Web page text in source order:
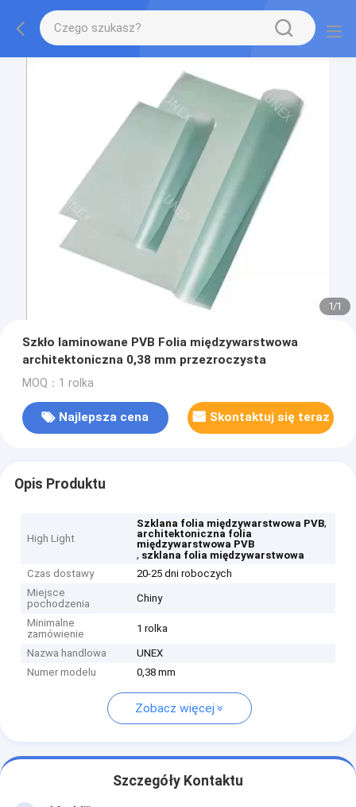
1/1
Szkło laminowane PVB Folia międzywarstwowa
architektoniczna 0,38 mm przezroczysta
MOQ：1 rolka
Najlepsza cena Skontaktuj się teraz
Opis Produktu
High Light
Szklana folia międzywarstwowa PVB,
architektoniczna folia
międzywarstwowa PVB
, szklana folia międzywarstwowa
Czas dostawy
20-25 dni roboczych
Miejsce
pochodzenia
Chiny
Minimalne
zamówienie
1 rolka
Nazwa handlowa
UNEX
Numer modelu
0,38 mm
Zobacz więcej
Szczegóły Kontaktu